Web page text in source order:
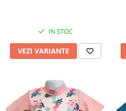
IN STOC
VEZI VARIANTE